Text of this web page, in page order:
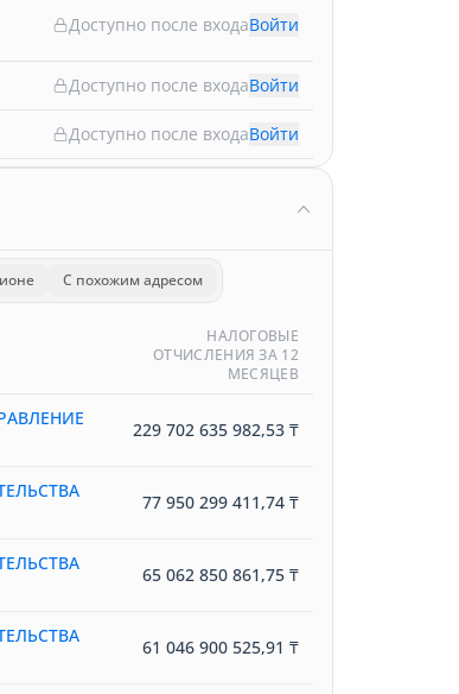
Доступно после входаВойти
Доступно после входаВойти
Доступно после входаВойти
С похожим адресом
НАЛОГОВЫЕ
ОТЧИСЛЕНИЯ ЗА 12
МЕСЯЦЕВ
229 702 635 982,53 ₸
77 950 299 411,74 ₸
65 062 850 861,75 ₸
61 046 900 525,91 ₸